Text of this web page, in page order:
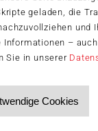
geladen, die
und
Informationen –
Sie in unserer
Cookies
die
mit der
60-Teile-
„Familie
„Flieg los,